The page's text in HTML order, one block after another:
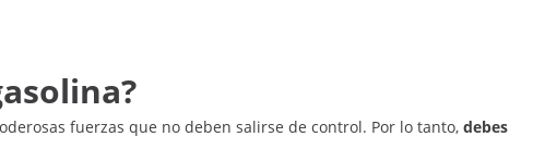
fuerzas que no deben salirse de control. Por lo tanto, debes